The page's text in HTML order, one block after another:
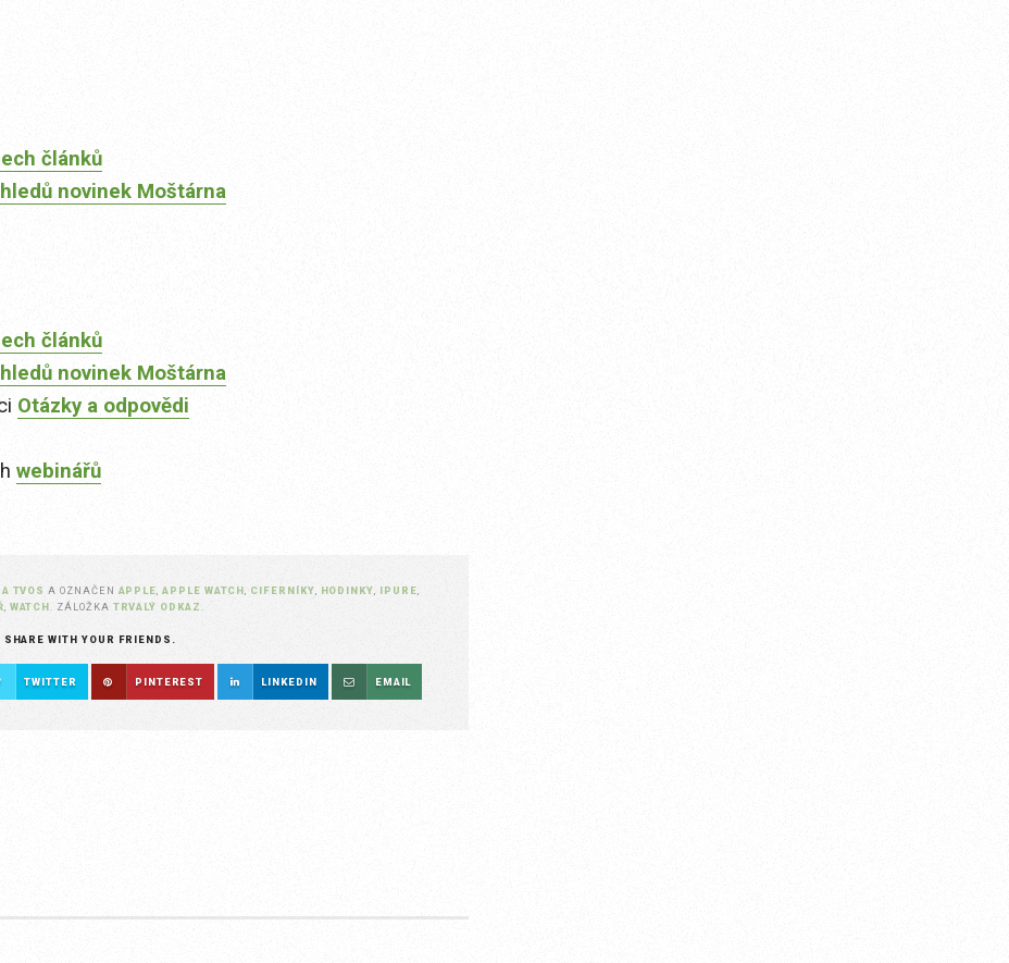
článků
novinek Moštárna
článků
novinek Moštárna
Otázky a odpovědi
webinářů
TVOS A OZNAČEN APPLE ,APPLE WATCH CIFERNÍKY HODINKY IPURE
WATCH . ZÁLOŽKA TRVALÝ ODKAZ
SHARE WITH YOUR FRIENDS.
TWITTER PINTEREST LINKEDIN EMAIL